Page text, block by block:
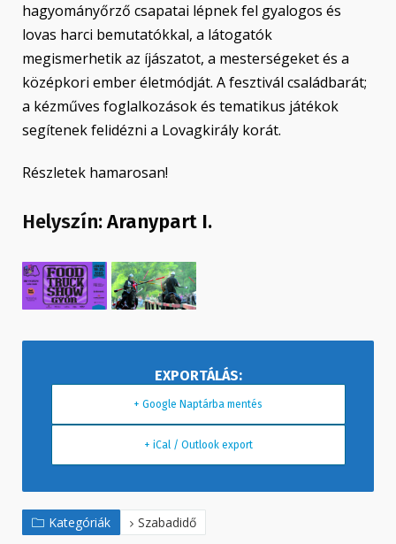
hagyományőrző csapatai lépnek fel gyalogos és
lovas harci bemutatókkal, a látogatók
megismerhetik az íjászatot, a mesterségeket és a
középkori ember életmódját. A fesztivál családbarát;
a kézműves foglalkozások és tematikus játékok
segítenek felidézni a Lovagkirály korát.
Részletek hamarosan!
Helyszín:Aranypart I.
+ Google Naptárba mentés
+ iCal / Outlook export
Kategóriák Szabadidő